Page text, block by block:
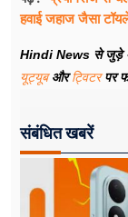
हवाई जहाज जैसा
Hindi News से जुड़े
यूट्यूबऔरट्विटरपर
संबंधित खबरें